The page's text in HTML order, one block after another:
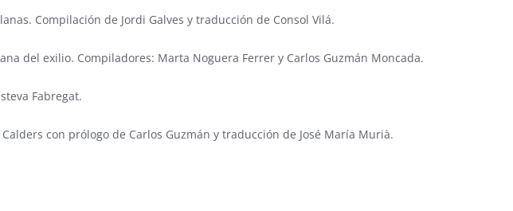
Compilación de Jordi Galves y traducción de Consol Vilá.
del exilio. Compiladores: Marta Noguera Ferrer y Carlos Guzmán Moncada.
Fabregat.
Calders con prólogo de Carlos Guzmán y traducción de José María Murià.